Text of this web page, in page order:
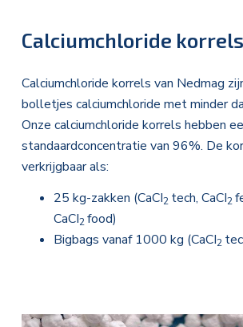
Calciumchloride
Calciumchloride korrels van Nedmag
bolletjes calciumchloride met minder
Onze calciumchloride korrels hebben
standaardconcentratie van 96%. De
verkrijgbaar als:
25 kg-zakken (CaCI2 tech, CaCI2
CaCI2food)
Bigbags vanaf 1000 kg (CaCI2